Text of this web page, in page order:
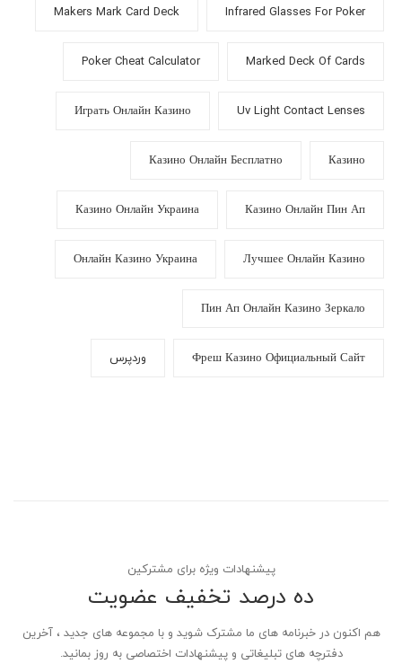
Infrared Glasses For Poker
Makers Mark Card Deck
Marked Deck Of Cards
Poker Cheat Calculator
Uv Light Contact Lenses
Играть Онлайн Казино
Казино
Казино Онлайн Бесплатно
Казино Онлайн Пин Ап
Казино Онлайн Украина
Лучшее Онлайн Казино
Онлайн Казино Украина
Пин Ап Онлайн Казино Зеркало
Фреш Казино Официальный Сайт وردپرس
پیشنهادات ویژه برای مشترکین
ده درصد تخفیف عضویت
هم اکنون در خبرنامه های ما مشترک شوید و با مجموعه های جدید ، آخرین
دفترچه های تبلیغاتی و پیشنهادات اختصاصی به روز بمانید.